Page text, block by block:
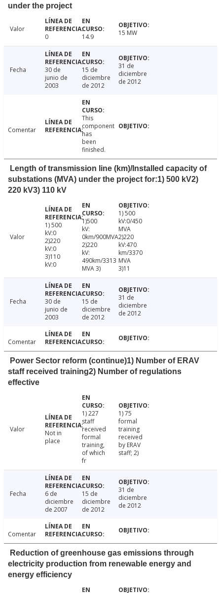
under the project
Valor
0
14.9 15 MW
Fecha
30 de
junio de
2003
15 de
diciembre
de 2012
31 de
diciembre
de 2012
Comentar
This
component
has
been
finished.
Length of transmission line (km)/Installed capacity of
substations (MVA) under the project for:1) 500 kV2)
220 kV3) 110 kV
Valor
1) 500
kV:0
2)220
kV:0
3)110
kV:0
1)500
kV:
0km/900MVA
2)220
kV:
490km/3313
MVA 3)
1) 500
kV:0/450
MVA
2)220
kV:470
km/3370
MVA
3)11
Fecha
30 de
junio de
2003
15 de
diciembre
de 2012
31 de
diciembre
de 2012
Comentar
Power Sector reform (continue)1) Number of ERAV
staff received training2) Number of regulations
effective
Valor
Not in
place
1) 227
staff
received
formal
training,
of which
fr
1) 75
formal
training
received
by ERAV
staff; 2)
Fecha
6 de
diciembre
de 2007
15 de
diciembre
de 2012
31 de
diciembre
de 2012
Comentar
Reduction of greenhouse gas emissions through
electricity production from renewable energy and
energy efficiency